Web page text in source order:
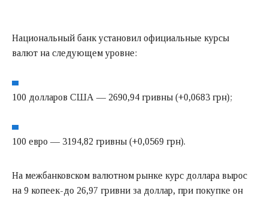
Национальный банк установил официальные курсы
валют на следующем уровне:
100 долларов США — 2690,94 гривны (+0,0683 грн);
100 евро — 3194,82 гривны (+0,0569 грн).
На межбанковском валютном рынке курс доллара вырос
на 9 копеек-до 26,97 гривни за доллар, при покупке он